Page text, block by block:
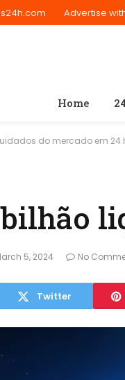
Advertise
Home
do mercado em 24
bilhão
5, 2024 No
Twitter